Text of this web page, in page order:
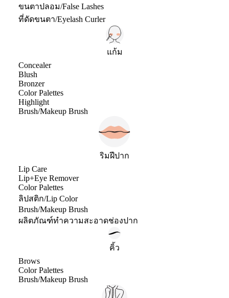
ขนตาปลอม/False Lashes
ที่ดัดขนตา/Eyelash Curler
แก้ม
Concealer
Blush
Bronzer
Color Palettes
Highlight
Brush/Makeup Brush
ริมฝีปาก
Lip Care
Lip+Eye Remover
Color Palettes
ลิปสติก/Lip Color
Brush/Makeup Brush
ผลิตภัณฑ์ทำความสะอาดช่องปาก
คิ้ว
Brows
Color Palettes
Brush/Makeup Brush